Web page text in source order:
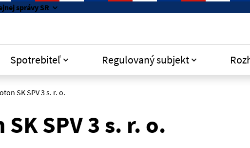
správy SR
Spotrebiteľ Regulovaný subjekt
SK SPV 3 s. r. o.
SPV 3 s. r. o.